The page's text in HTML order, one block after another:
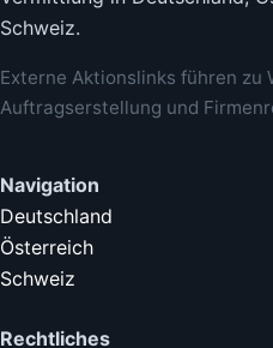
Schweiz.
Externe Aktionslinks führen zu
Auftragserstellung und
Navigation
Deutschland
Österreich
Schweiz
Rechtliches